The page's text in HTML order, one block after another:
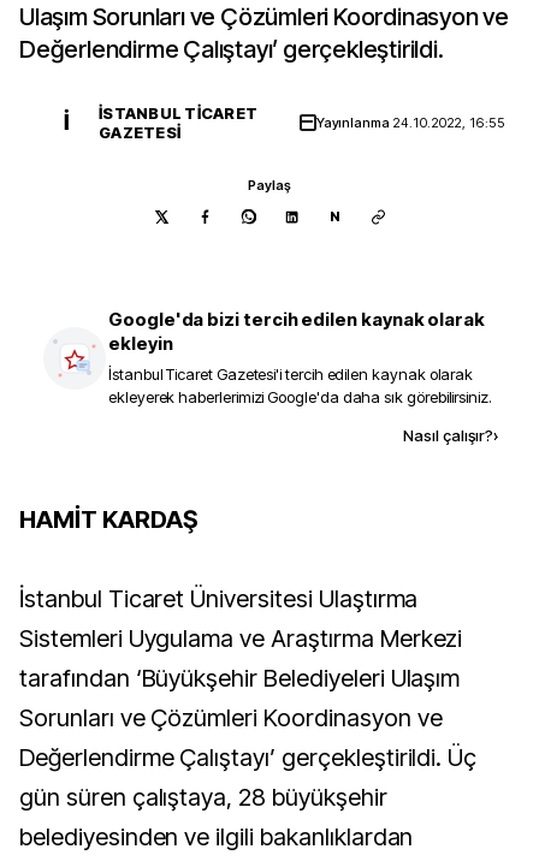
Ulaşım Sorunları ve Çözümleri Koordinasyon ve
Değerlendirme Çalıştayı’ gerçekleştirildi.
İ
İSTANBUL TICARET
GAZETESI
Yayınlanma 24.10.2022, 16:55
Paylaş
N
Google'da bizi tercih edilen kaynak olarak
ekleyin
İstanbul Ticaret Gazetesi'i tercih edilen kaynak olarak
ekleyerek haberlerimizi Google'da daha sık görebilirsiniz.
Nasıl çalışır?›
HAMİT KARDAŞ
İstanbul Ticaret Üniversitesi Ulaştırma
Sistemleri Uygulama ve Araştırma Merkezi
tarafından ‘Büyükşehir Belediyeleri Ulaşım
Sorunları ve Çözümleri Koordinasyon ve
Değerlendirme Çalıştayı’ gerçekleştirildi. Üç
gün süren çalıştaya, 28 büyükşehir
belediyesinden ve ilgili bakanlıklardan